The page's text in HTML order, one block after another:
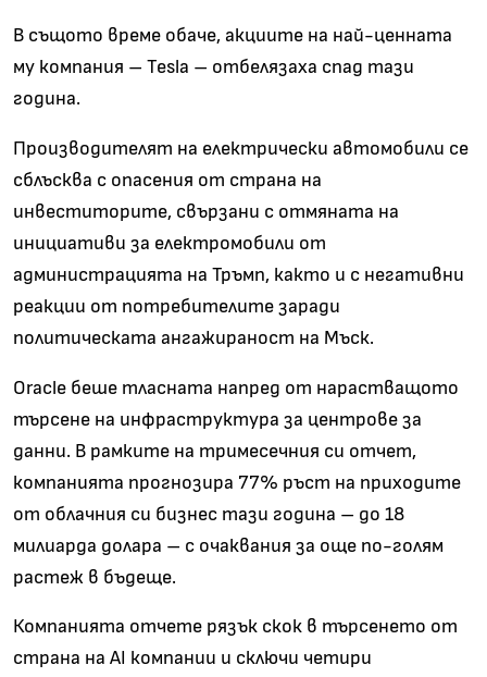
В същото време обаче, акциите на най-ценната
му компания – Tesla – отбелязаха спад тази
година.
Производителят на електрически автомобили се
сблъсква с опасения от страна на
инвеститорите, свързани с отмяната на
инициативи за електромобили от
администрацията на Тръмп, както и с негативни
реакции от потребителите заради
политическата ангажираност на Мъск.
Oracle беше тласната напред от нарастващото
търсене на инфраструктура за центрове за
данни. В рамките на тримесечния си отчет,
компанията прогнозира 77% ръст на приходите
от облачния си бизнес тази година – до 18
милиарда долара – с очаквания за още по-голям
растеж в бъдеще.
Компанията отчете рязък скок в търсенето от
страна на AI компании и сключи четири